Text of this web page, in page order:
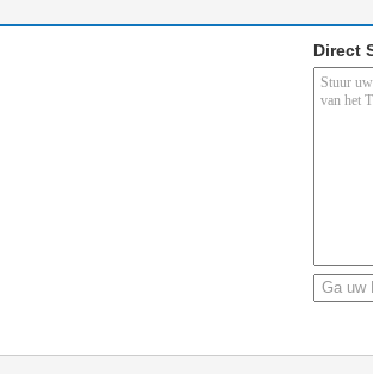
Direct